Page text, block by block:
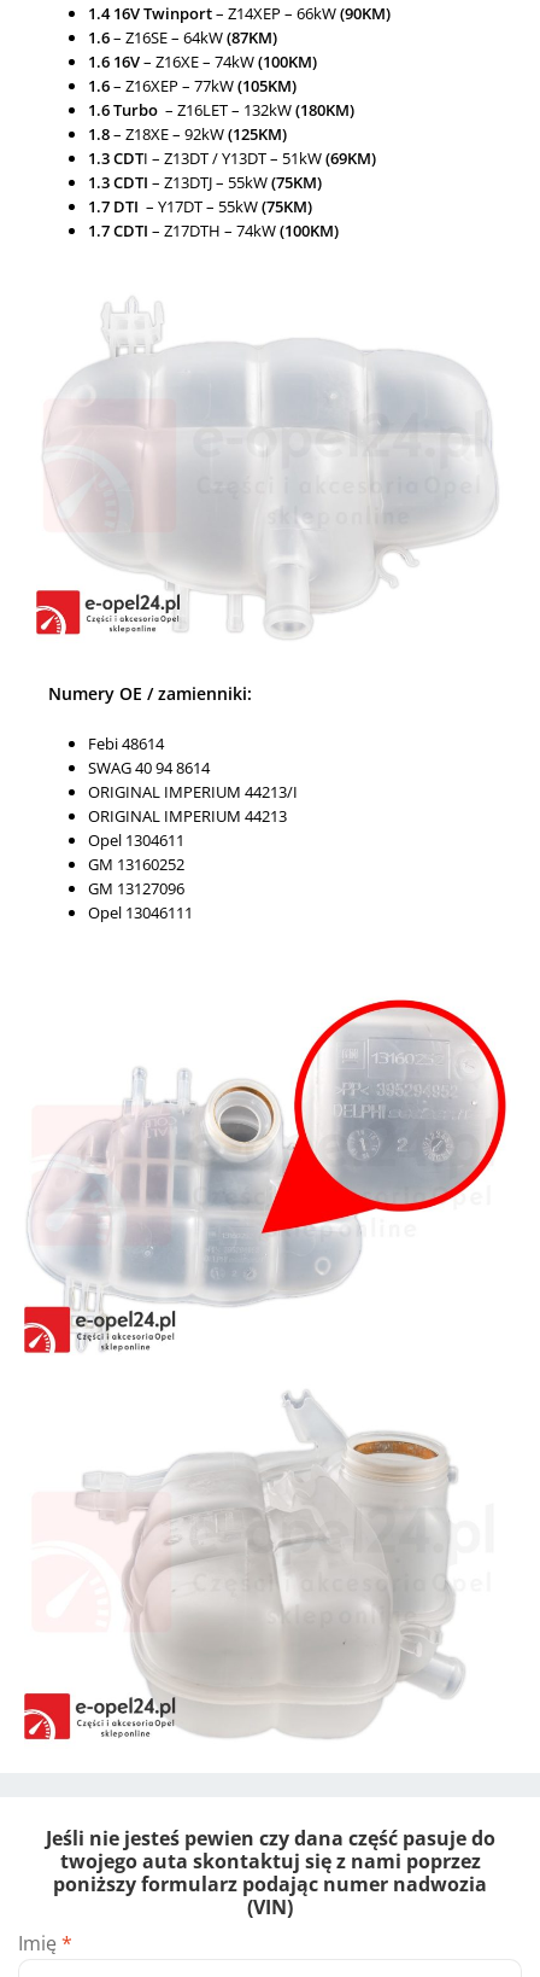
1.4 16V Twinport– Z14XEP – 66kW(90KM)
1.6– Z16SE – 64kW(87KM)
1.6 16V– Z16XE – 74kW(100KM)
1.6– Z16XEP – 77kW(105KM)
1.6 Turbo – Z16LET – 132kW(180KM)
1.8– Z18XE – 92kW(125KM)
1.3 CDTI – Z13DT / Y13DT – 51kW(69KM)
1.3 CDTI – Z13DTJ – 55kW(75KM)
1.7 DTI – Y17DT – 55kW(75KM)
1.7 CDTI – Z17DTH – 74kW(100KM)
Numery OE / zamienniki:
Febi 48614
SWAG 40 94 8614
ORIGINAL IMPERIUM 44213/I
ORIGINAL IMPERIUM 44213
Opel 1304611
GM 13160252
GM 13127096
Opel 13046111
Jeśli nie jesteś pewien czy dana część pasuje do
twojego auta skontaktuj się z nami poprzez
poniższy formularz podając numer nadwozia
(VIN)
Imię *